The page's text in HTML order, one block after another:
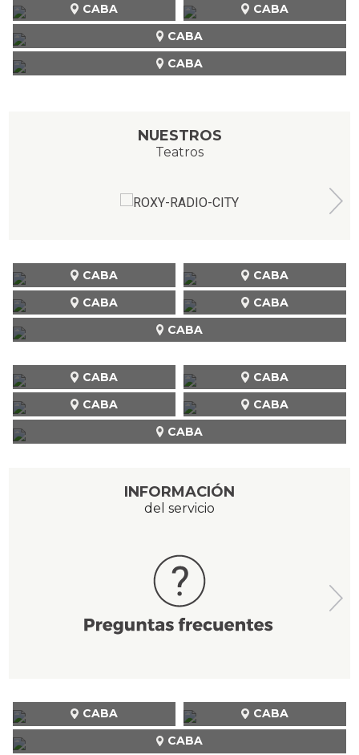
CABA
CABA CABA
CABA
NUESTROS
Teatros
CABA
CABA
CABA
CABA
CABA
CABA
CABA
CABA
CABA
CABA
INFORMACIÓN
del servicio
CABA
CABA CABA